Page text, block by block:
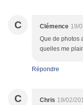
C Clémence 19/
Que de photos
quelles me
Répondre
C Chris 19/02/